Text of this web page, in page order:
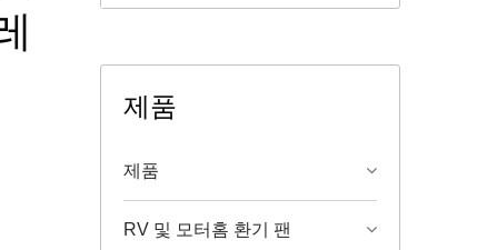
제품
제품
RV 및 모터홈 환기 팬